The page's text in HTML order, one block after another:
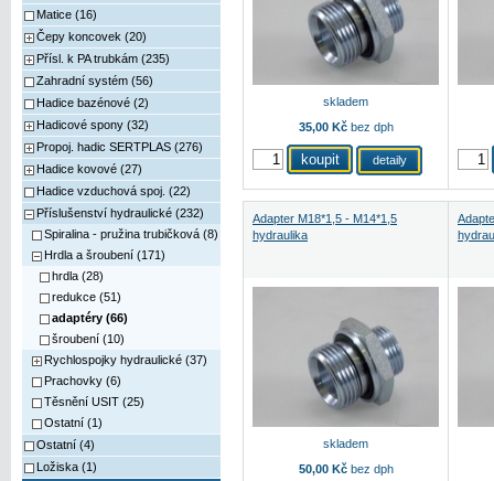
Matice (16)
Čepy koncovek (20)
Přísl. k PA trubkám (235)
Zahradní systém (56)
Hadice bazénové (2)
Hadicové spony (32)
Propoj. hadic SERTPLAS (276)
Hadice kovové (27)
Hadice vzduchová spoj. (22)
Příslušenství hydraulické (232)
Spiralina - pružina trubičková (8)
Hrdla a šroubení (171)
hrdla (28)
redukce (51)
adaptéry (66)
šroubení (10)
Rychlospojky hydraulické (37)
Prachovky (6)
Těsnění USIT (25)
Ostatní (1)
Ostatní (4)
Ložiska (1)
skladem
35,00 Kčbez dph
detaily
Adapter M18*1,5 - M14*1,5
hydraulika
skladem
50,00 Kčbez dph